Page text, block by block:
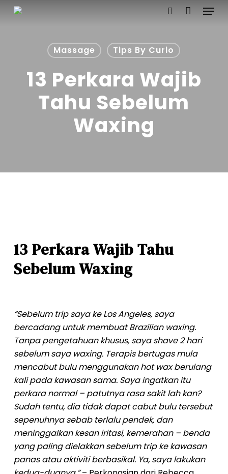
Skip
Menu
Massage Tips By Curio
13 Perkara Wajib
Tahu Sebelum
Waxing
13 Perkara Wajib Tahu
Sebelum Waxing
“Sebelum trip saya ke Los Angeles, saya
bercadang untuk membuat Brazilian waxing.
Tanpa pengetahuan khusus, saya shave 2 hari
sebelum saya waxing. Terapis bertugas mula
mencabut bulu menggunakan hot wax berulang
kali pada kawasan sama. Saya ingatkan itu
perkara normal – patutnya rasa sakit lah kan?
Sudah tentu, dia tidak dapat cabut bulu tersebut
sepenuhnya sebab terlalu pendek, dan
meninggalkan kesan iritasi, kemerahan – benda
yang paling dielakkan sebelum trip ke kawasan
panas atau aktiviti berbasikal. Ya, saya lakukan